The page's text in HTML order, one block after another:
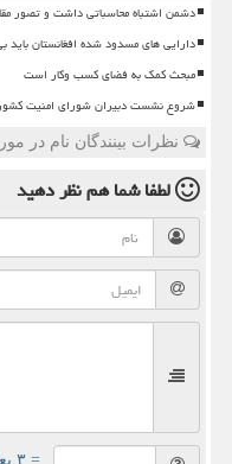
دشمن اشتباه محاسباتی داشت و تصور
دارایی های مسدود شده افغانستان
مبحث کمک به فضای کسب وکار است
شروع نشست دبیران شورای امنیت
نظرات بینندگان نام در
لطفا شما همنظر دهید
= ۳ بعلاوه ۳